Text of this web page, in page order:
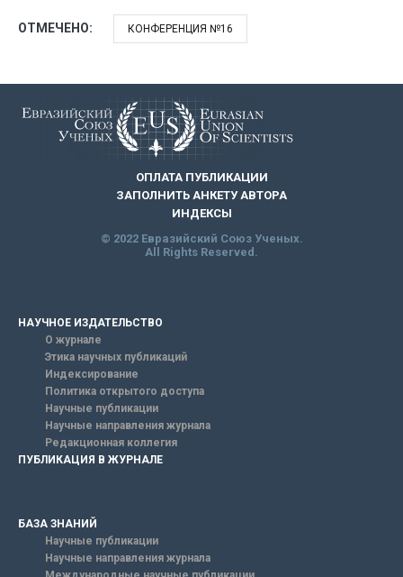
ОТМЕЧЕНО: КОНФЕРЕНЦИЯ №16
ОПЛАТА ПУБЛИКАЦИИ
ЗАПОЛНИТЬ АНКЕТУ АВТОРА
ИНДЕКСЫ
© 2022 Евразийский Союз Ученых.
All Rights Reserved.
НАУЧНОЕ ИЗДАТЕЛЬСТВО
О журнале
Этика научных публикаций
Индексирование
Политика открытого доступа
Научные публикации
Научные направления журнала
Редакционная коллегия
ПУБЛИКАЦИЯ В ЖУРНАЛЕ
БАЗА ЗНАНИЙ
Научные публикации
Научные направления журнала